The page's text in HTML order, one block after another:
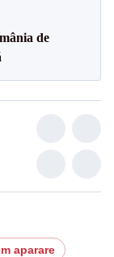
de
aparare